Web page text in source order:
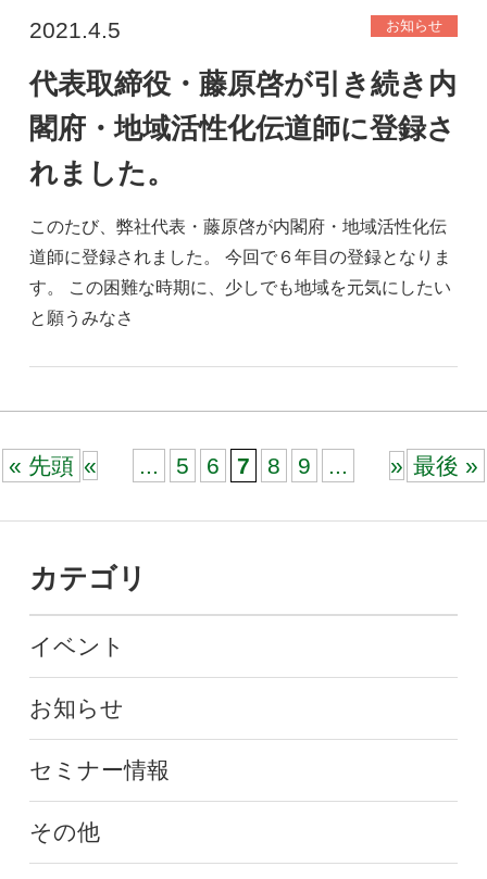
2021.4.5 お知らせ
代表取締役・藤原啓が引き続き内
閣府・地域活性化伝道師に登録さ
れました。
このたび、弊社代表・藤原啓が内閣府・地域活性化伝
道師に登録されました。 今回で６年目の登録となりま
す。 この困難な時期に、少しでも地域を元気にしたい
と願うみなさ
« 先頭 « ... 5 6 7 8 9 ... » 最後 »
カテゴリ
イベント
お知らせ
セミナー情報
その他